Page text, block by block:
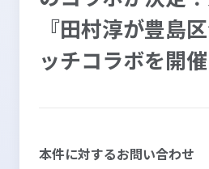
『田村淳が豊島
ッチコラボを開催
本件に対するお問い合わせ